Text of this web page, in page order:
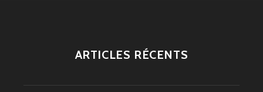
ARTICLES RÉCENTS